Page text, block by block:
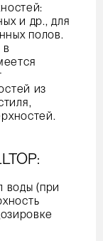
и др., для
полов.
из
воды (при